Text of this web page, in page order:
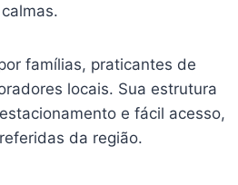
famílias, praticantes de
locais. Sua estrutura
e fácil acesso,
da região.